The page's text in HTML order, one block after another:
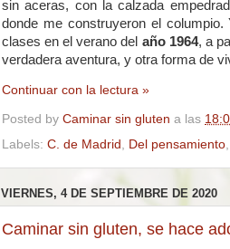
sin aceras, con la calzada
donde me construyeron el
clases en el verano del año 1964, a
verdadera aventura, y otra forma de
Continuar con la lectura »
Posted by Caminar sin gluten a las
Labels: C. de Madrid Del pensamiento
VIERNES, 4 DE SEPTIEMBRE DE 2020
Caminar sin gluten, se hace